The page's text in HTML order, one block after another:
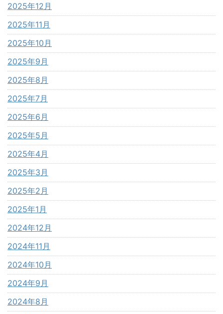
2025年12月
2025年11月
2025年10月
2025年9月
2025年8月
2025年7月
2025年6月
2025年5月
2025年4月
2025年3月
2025年2月
2025年1月
2024年12月
2024年11月
2024年10月
2024年9月
2024年8月